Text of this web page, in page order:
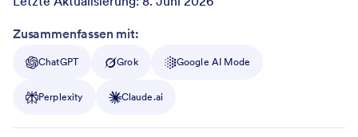
Post ID
Zusammenfassen mit:
ChatGPT Grok Google AI Mode
Perplexity Claude.ai